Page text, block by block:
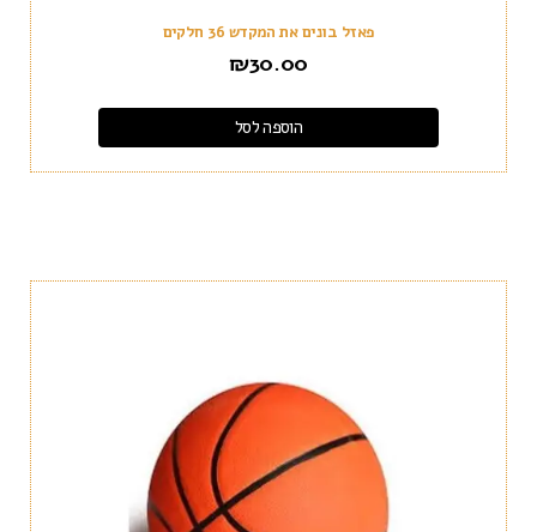
פאזל בונים את המקדש 36 חלקים
₪30.00
הוספה לסל